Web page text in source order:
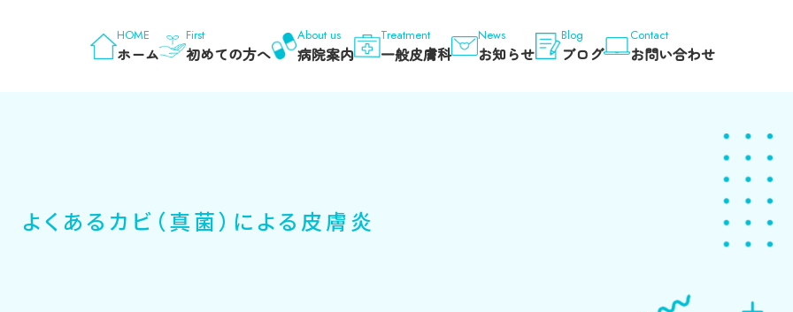
HOME
ホーム
First
初めての方へ
About us
病院案内
Treatment
一般皮膚科
News
お知らせ
Blog
ブログ
Contact
お問い合わせ
よくあるカビ（真菌）による皮膚炎